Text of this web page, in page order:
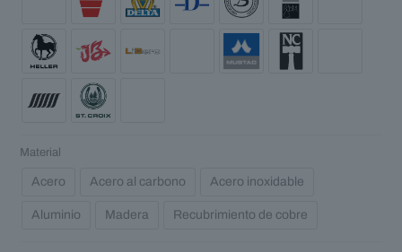
Material
Acero Acero al carbono Acero inoxidable
Aluminio Madera Recubrimiento de cobre